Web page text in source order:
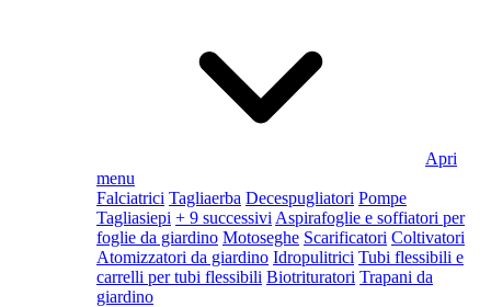
Apri
menu
Falciatrici Tagliaerba Decespugliatori Pompe
Tagliasiepi + 9 successivi Aspirafoglie e soffiatori per
foglie da giardino Motoseghe Scarificatori Coltivatori
Atomizzatori da giardino Idropulitrici Tubi flessibili e
carrelli per tubi flessibili Biotrituratori Trapani da
giardino